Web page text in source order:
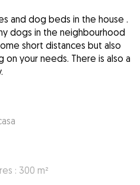
and dog beds in the house .
dogs in the neighbourhood
short distances but also
your needs. There is also a
: 300 m²